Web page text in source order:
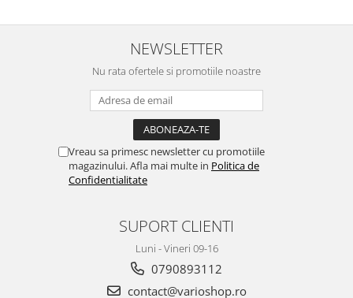
musculara si apa corporala,
Incarcare USB, Set cu
NEWSLETTER
Nu rata ofertele si promotiile noastre
Vreau sa primesc newsletter cu promotiile
magazinului. Afla mai multe in Politica de
Confidentialitate
SUPORT CLIENTI
Luni - Vineri 09-16
0790893112
contact@varioshop.ro